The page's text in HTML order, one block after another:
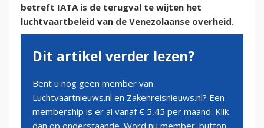
betreft IATA is de terugval te wijten het
luchtvaartbeleid van de Venezolaanse overheid.
Dit artikel verder lezen?
Bent u nog geen member van
Luchtvaartnieuws.nl en Zakenreisnieuws.nl? Een
membership is er al vanaf € 5,45 per maand. Klik